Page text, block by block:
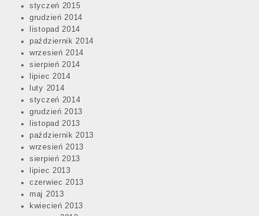
styczeń 2015
grudzień 2014
listopad 2014
październik 2014
wrzesień 2014
sierpień 2014
lipiec 2014
luty 2014
styczeń 2014
grudzień 2013
listopad 2013
październik 2013
wrzesień 2013
sierpień 2013
lipiec 2013
czerwiec 2013
maj 2013
kwiecień 2013